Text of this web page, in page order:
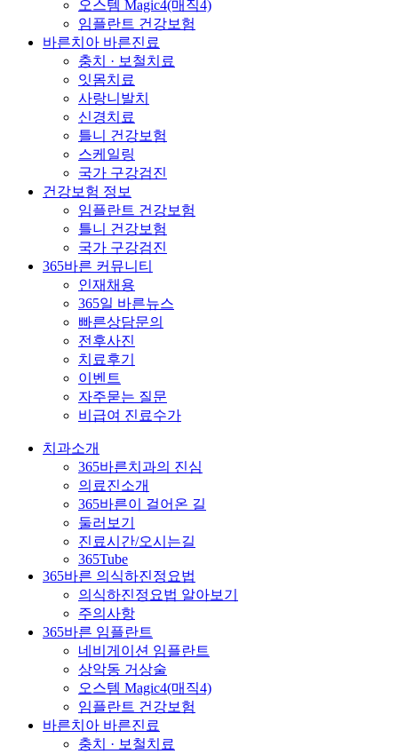
오스템 Magic4(매직4)
임플란트 건강보험
바른치아 바른진료
충치 · 보철치료
잇몸치료
사랑니발치
신경치료
틀니 건강보험
스케일링
국가 구강검진
건강보험 정보
임플란트 건강보험
틀니 건강보험
국가 구강검진
365바른 커뮤니티
인재채용
365일 바른뉴스
빠른상담문의
전후사진
치료후기
이벤트
자주묻는 질문
비급여 진료수가
치과소개
365바른치과의 진심
의료진소개
365바른이 걸어온 길
둘러보기
진료시간/오시는길
365Tube
365바른 의식하진정요법
의식하진정요법 알아보기
주의사항
365바른 임플란트
네비게이션 임플란트
상악동 거상술
오스템 Magic4(매직4)
임플란트 건강보험
바른치아 바른진료
충치 · 보철치료